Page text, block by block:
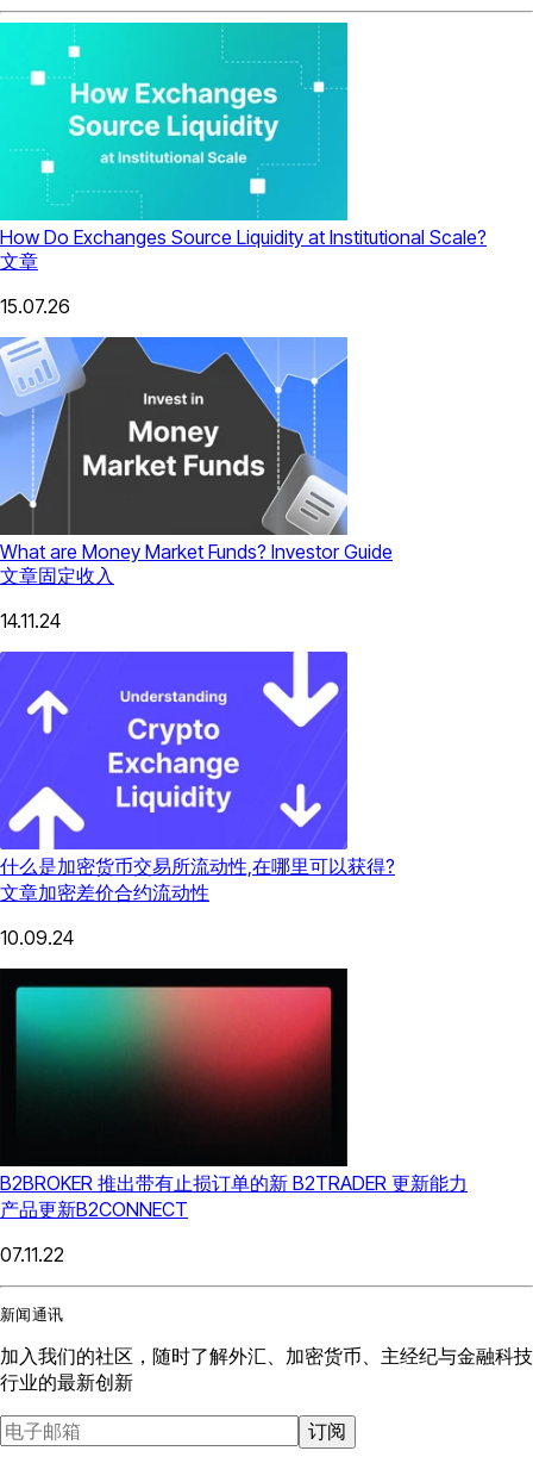
How Do Exchanges Source Liquidity at Institutional Scale?
文章
15.07.26
What are Money Market Funds? Investor Guide
文章固定收入
14.11.24
什么是加密货币交易所流动性,在哪里可以获得?
文章加密差价合约流动性
10.09.24
B2BROKER 推出带有止损订单的新 B2TRADER 更新能力
产品更新B2CONNECT
07.11.22
新闻通讯
加入我们的社区，随时了解外汇、加密货币、主经纪与金融科技
行业的最新创新
订阅